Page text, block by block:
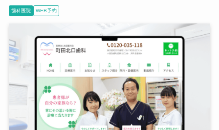
歯科医院 WEB予約